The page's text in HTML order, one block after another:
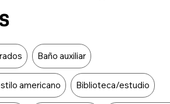
Baño auxiliar
americano Biblioteca/estudio